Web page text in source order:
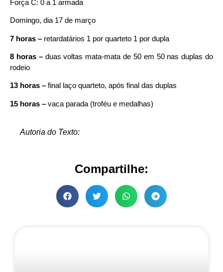
Força C: 0 a 1 armada
Domingo, dia 17 de março
7 horas – retardatários 1 por quarteto 1 por dupla
8 horas –duas voltas mata-mata de 50 em 50 nas duplas do
rodeio
13 horas – final laço quarteto, após final das duplas
15 horas – vaca parada (troféu e medalhas)
Autoria do Texto:
Compartilhe: